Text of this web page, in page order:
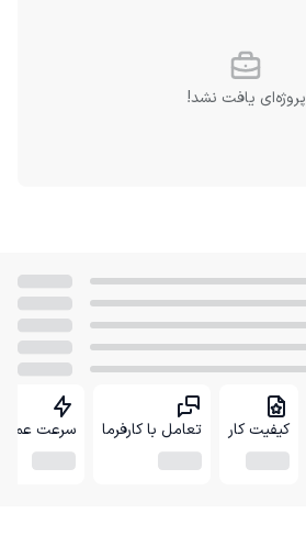
پروژه‌ای یافت نشد!
کیفیت کار تعامل با کارفرما سرعت عمل